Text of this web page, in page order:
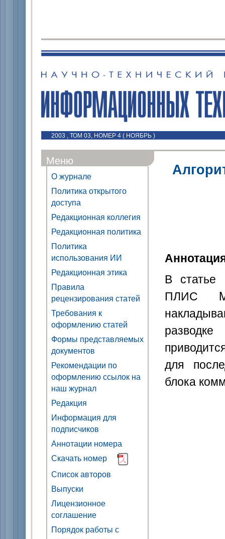
2003 , ТОМ 03, НОМЕР 4 ( НОЯБРЬ )
Меню
О журнале
Политика открытого
доступа
Редакционная коллегия
Редакционная политика
Политика
использования ИИ
Редакционная этика
Правила
рецензирования статей
Требования к
оформлению статей
Формы представляемых
документов
Рекомендации по
оформлению ссылок на
наш журнал
Редакция
Информация для
подписчиков
Аннотации номера
Скачать номер
Список авторов
Выпуски
Лицензионное
соглашение
Порядок работы с
В статье
ПЛИС
для
блока